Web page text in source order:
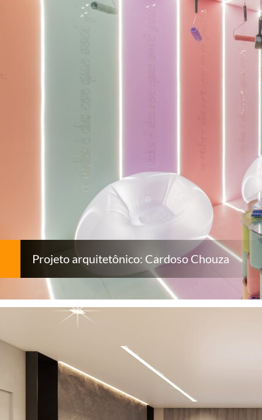
Projeto arquitetônico: Cardoso Chouza